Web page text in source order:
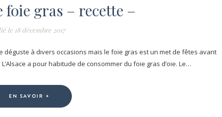
foie gras – recette –
le 18 décembre 2017
déguste à divers occasions mais le foie gras est un met de fêtes avant
L’Alsace a pour habitude de consommer du foie gras d’oie. Le…
EN SAVOIR +